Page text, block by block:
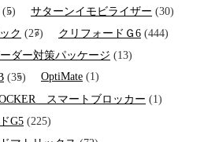
(5) サターンイモビライザー (30)
ク (27) クリフォードＧ6 (444)
ダー対策パッケージ (13)
(35) OptiMate (1)
スマートブロッカー (1)
G5 (225)